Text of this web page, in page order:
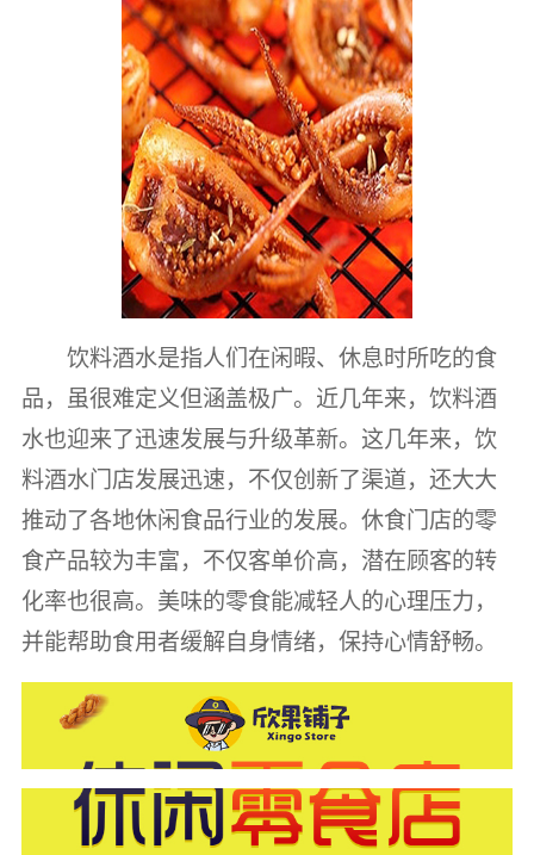
饮料酒水是指人们在闲暇、休息时所吃的食
品，虽很难定义但涵盖极广。近几年来，饮料酒
水也迎来了迅速发展与升级革新。这几年来，饮
料酒水门店发展迅速，不仅创新了渠道，还大大
推动了各地休闲食品行业的发展。休食门店的零
食产品较为丰富，不仅客单价高，潜在顾客的转
化率也很高。美味的零食能减轻人的心理压力，
并能帮助食用者缓解自身情绪，保持心情舒畅。